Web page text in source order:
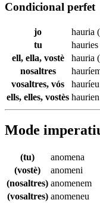
Condicional perfet
jo hauria
tu
ell, ella, vostè
hauria
nosaltres
vosaltres, vós
ells, elles, vostès
Mode
(tu)
anomena
(vostè)
anomeni
(nosaltres) anomenem
(vosaltres) anomeneu